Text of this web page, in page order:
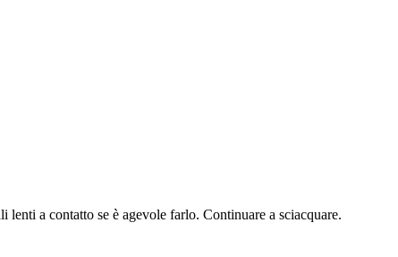
a contatto se è agevole farlo. Continuare a sciacquare.